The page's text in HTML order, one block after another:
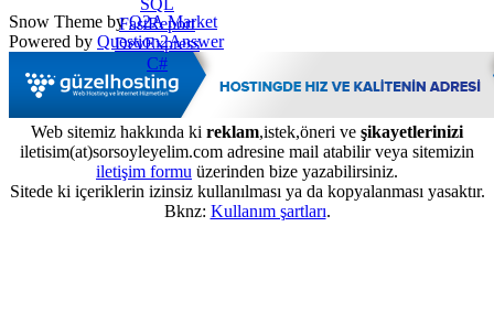
SQL
FastReport
DevExpress
C#
Snow Theme byQ2A Market
Powered by Question2Answer
Web sitemiz hakkında ki reklam,istek,öneri ve şikayetlerinizi
iletisim(at)sorsoyleyelim.com adresine mail atabilir veya sitemizin
iletişim formu üzerinden bize yazabilirsiniz.
Sitede ki içeriklerin izinsiz kullanılması ya da kopyalanması yasaktır.
Bknz: Kullanım şartları.